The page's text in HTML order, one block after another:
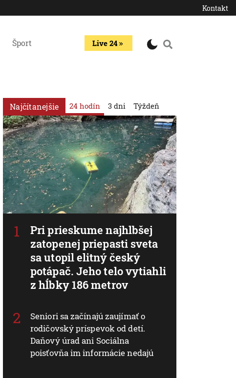
Kontakt
Šport Live 24
Najčítanejšie 24 hodín
Pri prieskume najhlbšej
zatopenej priepasti sveta
sa utopil elitný český
potápač. Jeho telo vytiahli
z hĺbky 186 metrov
Seniori sa začínajú zaujímať o
rodičovský príspevok od detí.
Daňový úrad ani Sociálna
poisťovňa im informácie nedajú
3 dni Týždeň